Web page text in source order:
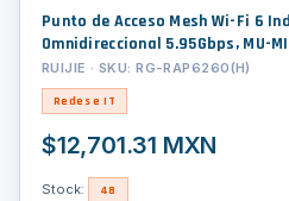
Punto de Acceso Mesh Wi-Fi 6
Omnidireccional 5.95Gbps, MU-
Interferencia y Auto
SFP
RUIJIE · SKU: RG-RAP6260(H)
Redes e IT
$12,701.31 MXN
Stock: 48